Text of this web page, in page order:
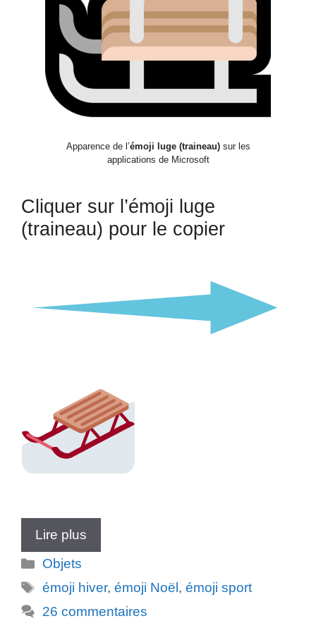
Apparence de l’émoji luge (traineau) sur les
applications de Microsoft
Cliquer sur l’émoji luge
(traineau) pour le copier
Lire plus
Catégories
Objets
Étiquettes
émoji hiver,émoji Noël ,émoji sport
26 commentaires